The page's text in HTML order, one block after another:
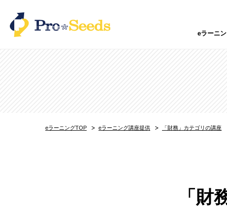
eラーニ
保育士向けオンライン研修「CareRaku」
CADオンラインスクール「ReCADemy」
自動車免許オンライン学科教習サービス「ス
eラーニングTOP eラーニング講座提供 「財務」カテゴリの講座
「財